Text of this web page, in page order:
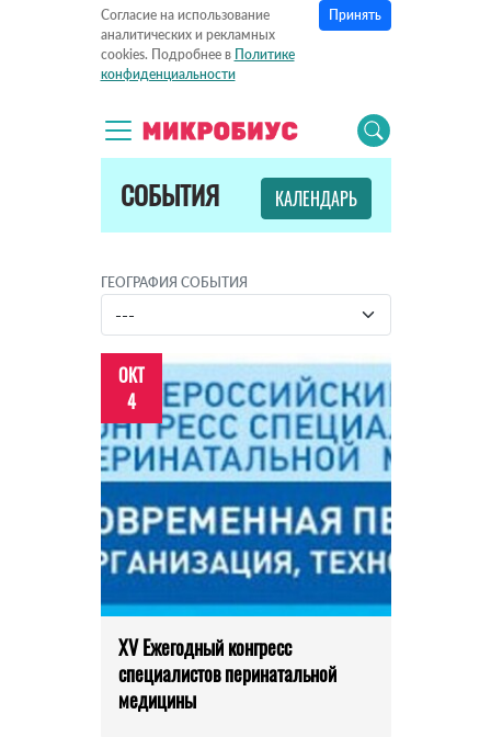
Согласие на использование
аналитических и рекламных
cookies. Подробнее в Политике
конфиденциальности
Принять
СОБЫТИЯ КАЛЕНДАРЬ
ГЕОГРАФИЯ СОБЫТИЯ
ОКТ
4
XV Ежегодный конгресс
специалистов перинатальной
медицины